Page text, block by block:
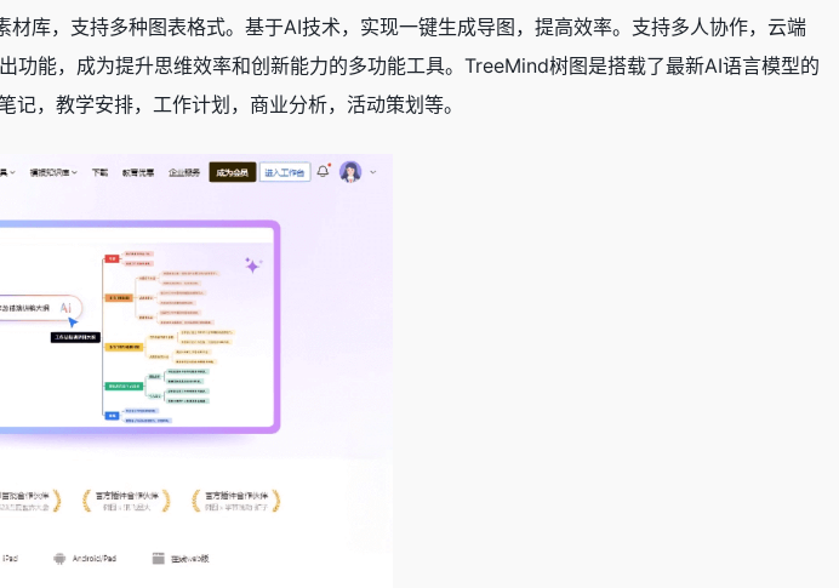
材库，支持多种图表格式。基于AI技术，实现一键生成导图，提高效率。支持多人协作，云端
功能，成为提升思维效率和创新能力的多功能工具。TreeMind树图是搭载了最新AI语言模型的
，教学安排，工作计划，商业分析，活动策划等。